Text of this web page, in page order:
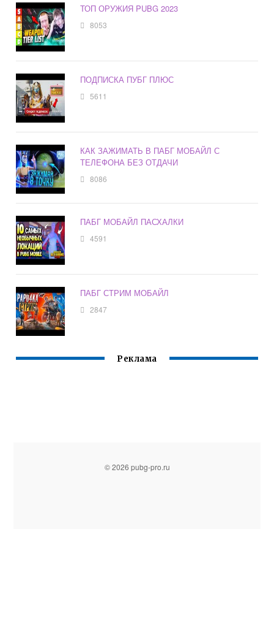
ТОП ОРУЖИЯ PUBG 2023
8053
ПОДПИСКА ПУБГ ПЛЮС
5611
КАК ЗАЖИМАТЬ В ПАБГ МОБАЙЛ С
ТЕЛЕФОНА БЕЗ ОТДАЧИ
8086
ПАБГ МОБАЙЛ ПАСХАЛКИ
4591
ПАБГ СТРИМ МОБАЙЛ
2847
Реклама
© 2026 pubg-pro.ru